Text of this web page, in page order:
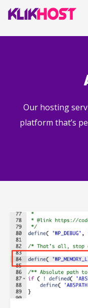
Our hosting
platform that’s